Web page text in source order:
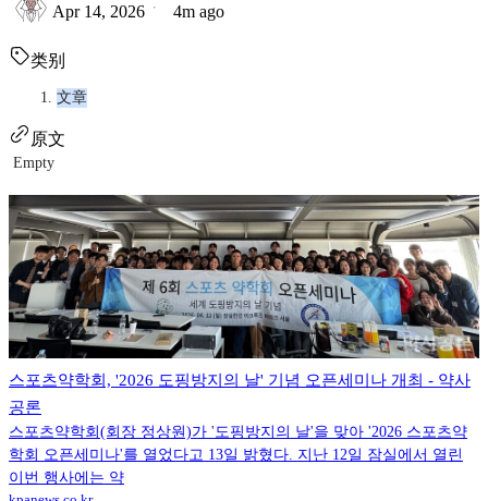
Apr 14, 2026
4m ago
类别
文章
原文
Empty
스포츠약학회, '2026 도핑방지의 날' 기념 오픈세미나 개최 - 약사
공론
스포츠약학회(회장 정상원)가 '도핑방지의 날'을 맞아 '2026 스포츠약
학회 오픈세미나'를 열었다고 13일 밝혔다. 지난 12일 잠실에서 열린
이번 행사에는 약